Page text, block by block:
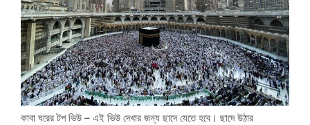
কাবা ঘরের টপ ভিউ – এই ভিউ দেখার জন্য ছাদে যেতে হবে। ছাদে উঠার